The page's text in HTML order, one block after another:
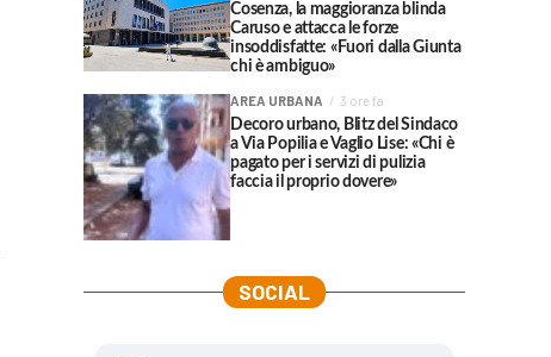
Cosenza, la maggioranza blinda
Caruso e attacca le forze
insoddisfatte: «Fuori dalla Giunta
chi è ambiguo»
AREA URBANA 3 ore fa
Decoro urbano, Blitz del Sindaco
a Via Popilia e Vaglio Lise: «Chi è
pagato per i servizi di pulizia
faccia il proprio dovere»
SOCIAL